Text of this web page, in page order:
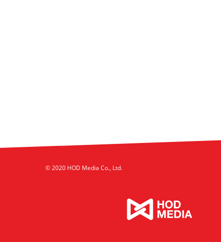
© 2020 HOD Media Co., Ltd.